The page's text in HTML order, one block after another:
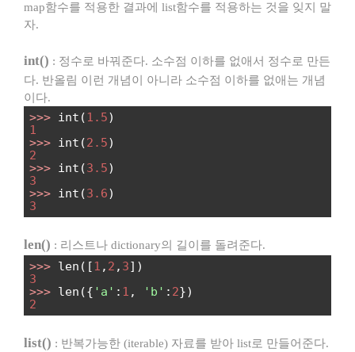
map함수를 적용한 결과에 list함수를 적용하는 것을 잊지 말
자.
int() : 정수로 바꿔준다. 소수점 이하를 없애서 정수로 만든
다. 반올림 이런 개념이 아니라 소수점 이하를 없애는 개념
이다.
>>> int(1.5)
1
>>> int(2.5)
2
>>> int(3.5)
3
>>> int(3.6)
3
len() : 리스트나 dictionary의 길이를 돌려준다.
>>> len([1 , 2 , 3])
3
>>> len({ 'a' : 1 , 'b' : 2})
2
list() : 반복가능한 (iterable) 자료를 받아 list로 만들어준다.